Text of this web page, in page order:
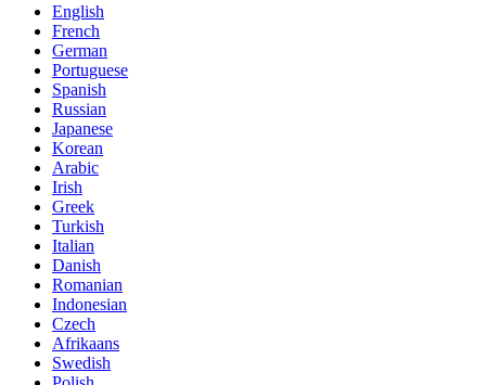
English
French
German
Portuguese
Spanish
Russian
Japanese
Korean
Arabic
Irish
Greek
Turkish
Italian
Danish
Romanian
Indonesian
Czech
Afrikaans
Swedish